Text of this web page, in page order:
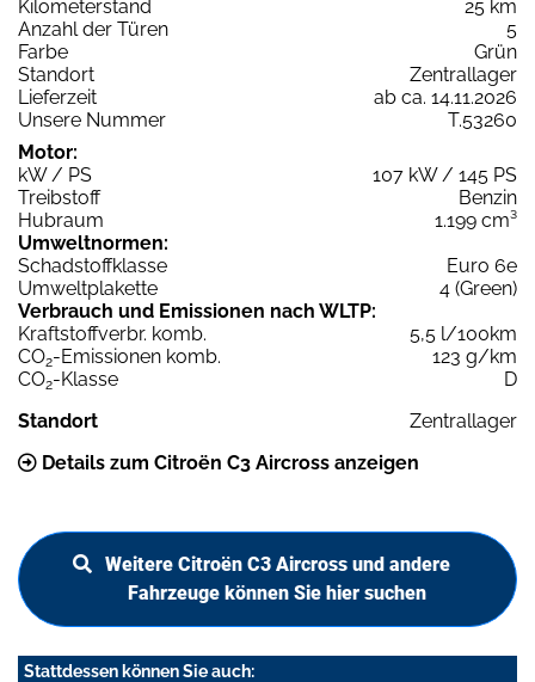
Kilometerstand
25 km
Anzahl der Türen
5
Farbe
Grün
Standort
Zentrallager
Lieferzeit
ab ca. 14.11.2026
Unsere Nummer
T.53260
Motor:
kW / PS
107 kW / 145 PS
Treibstoff
Benzin
Hubraum
1.199 cm³
Umweltnormen:
Schadstoffklasse
Euro 6e
Umweltplakette
4 (Green)
Verbrauch und Emissionen nach WLTP:
Kraftstoffverbr. komb.
5,5 l/100km
CO2-Emissionen komb.
123 g/km
CO2-Klasse
D
Standort
Zentrallager
Details zum Citroën C3 Aircross anzeigen
Weitere Citroën C3 Aircross und andere
Fahrzeuge können Sie hier suchen
Stattdessen können Sie auch: